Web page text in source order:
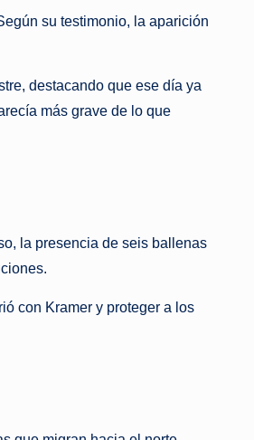
su testimonio, la aparición
destacando que ese día ya
más grave de lo que
la presencia de seis ballenas
con Kramer y proteger a los